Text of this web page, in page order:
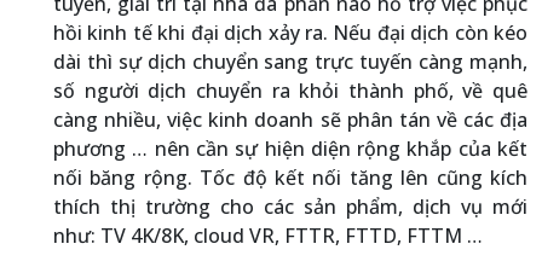
hồi kinh tế khi đại dịch xảy ra. Nếu đại dịch còn kéo
dài thì sự dịch chuyển sang trực tuyến càng mạnh,
số người dịch chuyển ra khỏi thành phố, về quê
càng nhiều, việc kinh doanh sẽ phân tán về các địa
phương … nên cần sự hiện diện rộng khắp của kết
nối băng rộng. Tốc độ kết nối tăng lên cũng kích
thích thị trường cho các sản phẩm, dịch vụ mới
như: TV 4K/8K, cloud VR, FTTR, FTTD, FTTM …